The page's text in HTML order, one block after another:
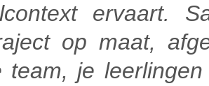
ervaart.
op maat,
team, je